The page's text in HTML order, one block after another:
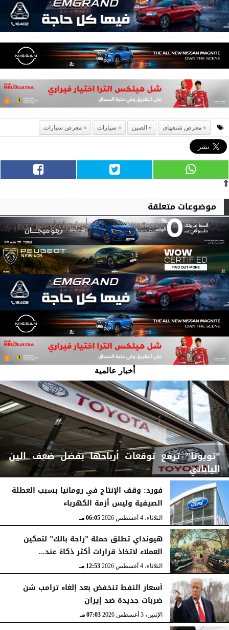
معرض شنغهاى الصين سيارات معرض سيارات
⇧
موضوعات متعلقة
أخبار عالمية
”تويوتا” ترفع توقعات أرباحها بفضل ضعف الين
الياباني
الثلاثاء، 4 أغسطس 2026 06:06 مـ
فورد: وقف الإنتاج في رومانيا بسبب العطلة
الصيفية وليس أزمة الكهرباء
الثلاثاء، 4 أغسطس 2026 06:05 مـ
هيونداي تطلق حملة ”راحة بالك” لتمكين
العملاء لاتخاذ قرارات أكثر ذكاءً عند...
الثلاثاء، 4 أغسطس 2026 12:53 مـ
أسعار النفط تنخفض بعد إلغاء ترامب شن
ضربات جديدة ضد إيران
الإثنين، 3 أغسطس 2026 07:03 مـ